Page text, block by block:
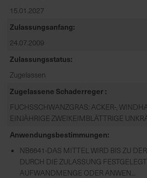
15.01.2027
Zulassungsanfang
24.07.2009
Zulassungsstatus
Zugelassen
Zugelassene Schaderreger
FUCHSSCHWANZGRAS: ACKER-,
EINJÄHRIGE ZWEIKEIMBLÄTTRIGE
Anwendungsbestimmungen
NB6641-DAS MITTEL WIRD BIS ZU
DURCH DIE ZULASSUNG
AUFWANDMENGE ODER ANWEN...